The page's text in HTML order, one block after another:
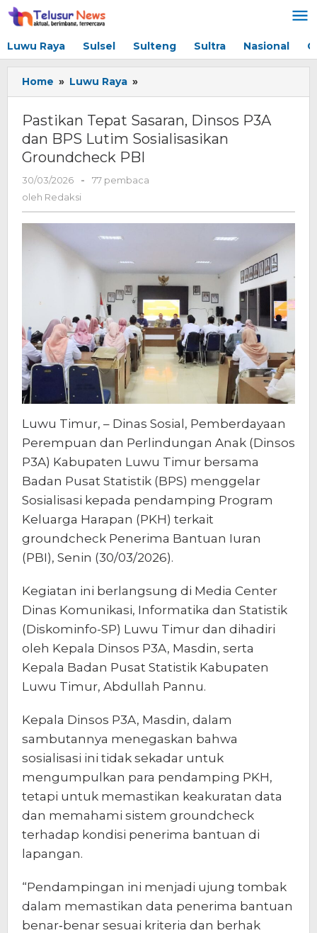
Lewati
ke
Luwu Raya Sulsel Sulteng Sultra Nasional
Home » Luwu Raya »
Tepat
Dinsos
P3A
dan
Lutim
Groundcheck
‎Pastikan Tepat Sasaran, Dinsos P3A
dan BPS Lutim Sosialisasikan
Groundcheck PBI ‎
30/03/2026
oleh
-
77 pembaca
oleh Redaksi
Luwu Timur, – Dinas Sosial, Pemberdayaan
Perempuan dan Perlindungan Anak (Dinsos
P3A) Kabupaten Luwu Timur bersama
Badan Pusat Statistik (BPS) menggelar
Sosialisasi kepada pendamping Program
Keluarga Harapan (PKH) terkait
groundcheck Penerima Bantuan Iuran
(PBI), Senin (30/03/2026).
‎Kegiatan ini berlangsung di Media Center
Dinas Komunikasi, Informatika dan Statistik
(Diskominfo-SP) Luwu Timur dan dihadiri
oleh Kepala Dinsos P3A, Masdin, serta
Kepala Badan Pusat Statistik Kabupaten
Luwu Timur, Abdullah Pannu.
‎Kepala Dinsos P3A, Masdin, dalam
sambutannya menegaskan bahwa
sosialisasi ini tidak sekadar untuk
mengumpulkan para pendamping PKH,
tetapi untuk memastikan keakuratan data
dan memahami sistem groundcheck
terhadap kondisi penerima bantuan di
lapangan.
“Pendampingan ini menjadi ujung tombak
dalam memastikan data penerima bantuan
benar‑benar sesuai kriteria dan berhak